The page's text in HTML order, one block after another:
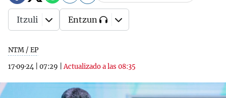
NTM / EP
17·09·24
07:29 |Actualizado a las 08:35
Itzuli Entzun